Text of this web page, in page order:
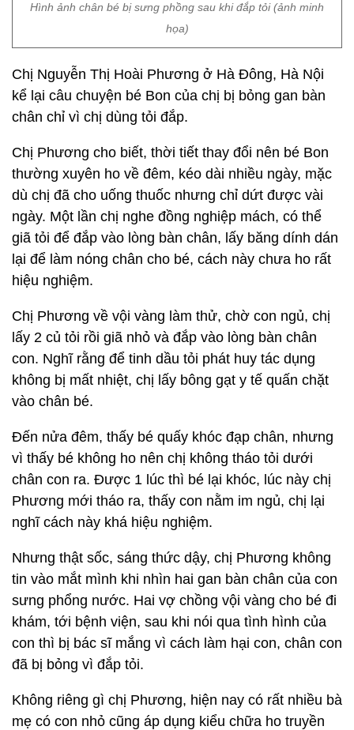
Hình ảnh chân bé bị sưng phồng sau khi đắp tỏi (ảnh minh
họa)
Chị Nguyễn Thị Hoài Phương ở Hà Đông, Hà Nội
kể lại câu chuyện bé Bon của chị bị bỏng gan bàn
chân chỉ vì chị dùng tỏi đắp.
Chị Phương cho biết, thời tiết thay đổi nên bé Bon
thường xuyên ho về đêm, kéo dài nhiều ngày, mặc
dù chị đã cho uống thuốc nhưng chỉ dứt được vài
ngày. Một lần chị nghe đồng nghiệp mách, có thể
giã tỏi để đắp vào lòng bàn chân, lấy băng dính dán
lại để làm nóng chân cho bé, cách này chưa ho rất
hiệu nghiệm.
Chị Phương về vội vàng làm thử, chờ con ngủ, chị
lấy 2 củ tỏi rồi giã nhỏ và đắp vào lòng bàn chân
con. Nghĩ rằng để tinh dầu tỏi phát huy tác dụng
không bị mất nhiệt, chị lấy bông gạt y tế quấn chặt
vào chân bé.
Đến nửa đêm, thấy bé quấy khóc đạp chân, nhưng
vì thấy bé không ho nên chị không tháo tỏi dưới
chân con ra. Được 1 lúc thì bé lại khóc, lúc này chị
Phương mới tháo ra, thấy con nằm im ngủ, chị lại
nghĩ cách này khá hiệu nghiệm.
Nhưng thật sốc, sáng thức dậy, chị Phương không
tin vào mắt mình khi nhìn hai gan bàn chân của con
sưng phổng nước. Hai vợ chồng vội vàng cho bé đi
khám, tới bệnh viện, sau khi nói qua tình hình của
con thì bị bác sĩ mắng vì cách làm hại con, chân con
đã bị bỏng vì đắp tỏi.
Không riêng gì chị Phương, hiện nay có rất nhiều bà
mẹ có con nhỏ cũng áp dụng kiểu chữa ho truyền